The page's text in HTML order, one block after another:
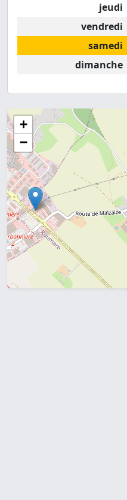
jeudi
vendredi
samedi
dimanche
+
−